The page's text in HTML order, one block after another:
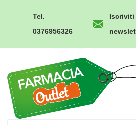
Tel.
0376956326
Iscriviti
Outlet